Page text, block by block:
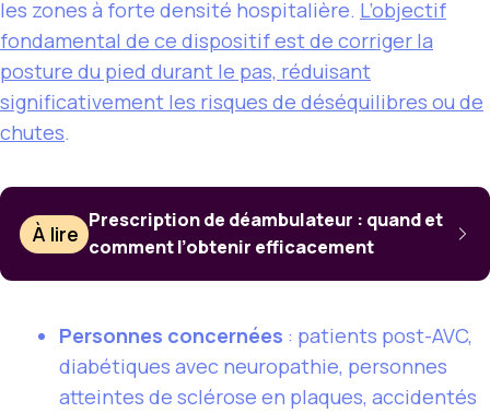
les zones à forte densité hospitalière. L’objectif
fondamental de ce dispositif est de corriger la
posture du pied durant le pas, réduisant
significativement les risques de déséquilibres ou de
chutes.
À lire
Prescription de déambulateur : quand et
comment l’obtenir efficacement
Personnes concernées : patients post-AVC,
diabétiques avec neuropathie, personnes
atteintes de sclérose en plaques, accidentés